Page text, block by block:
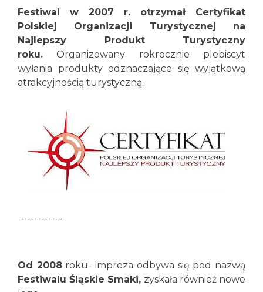
Festiwal w 2007 r. otrzymał Certyfikat
Polskiej Organizacji Turystycznej na
Najlepszy Produkt Turystyczny
roku. Organizowany rokrocznie plebiscyt
wyłania produkty odznaczające się wyjątkową
atrakcyjnością turystyczną.
------------
Od 2008roku- impreza odbywa się pod nazwą
Festiwalu Śląskie Smaki, zyskała również nowe